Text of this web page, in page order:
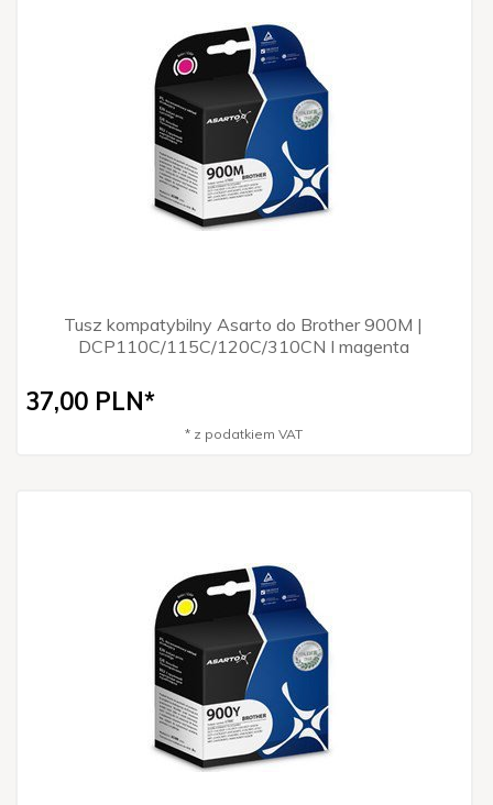
Tusz kompatybilny Asarto do Brother 900M |
DCP110C/115C/120C/310CN I magenta
37,00 PLN*
* z podatkiem VAT